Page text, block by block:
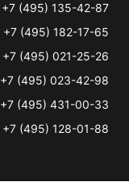
+7 (495) 135-42-87
+7 (495) 182-17-65
+7 (495) 021-25-26
+7 (495) 023-42-98
+7 (495) 431-00-33
+7 (495) 128-01-88